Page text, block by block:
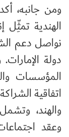
ومن جانبه،
الهندية تمثِّل
نواصل دعم
دولة
المؤسسات
اتفاقية
والهند،
وعقد